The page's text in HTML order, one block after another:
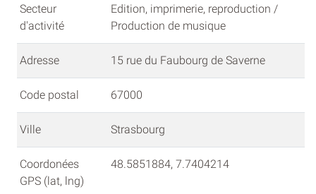
Secteur
d'activité
Edition, imprimerie, reproduction /
Production de musique
Adresse 15 rue du Faubourg de Saverne
Code postal 67000
Ville Strasbourg
Coordonées
GPS (lat, lng)
48.5851884, 7.7404214